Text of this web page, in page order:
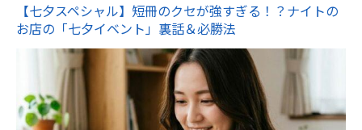
【七夕スペシャル】短冊のクセが強すぎる！？ナイトの
お店の「七夕イベント」裏話＆必勝法